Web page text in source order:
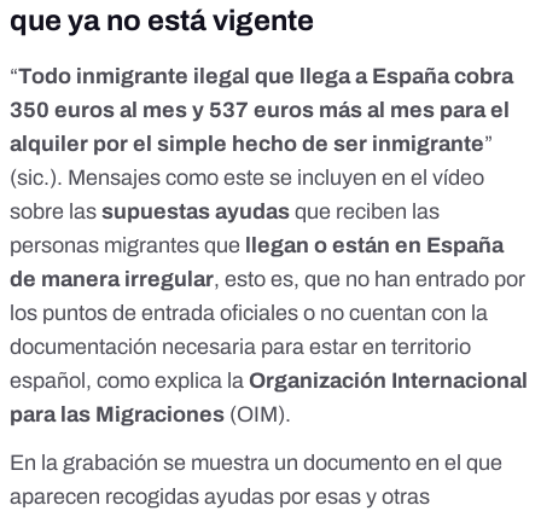
que ya no está vigente
“Todo inmigrante ilegal que llega a España cobra
350 euros al mes y 537 euros más al mes para el
alquiler por el simple hecho de ser inmigrante”
(sic.). Mensajes como este se incluyen en el vídeo
sobre las supuestas ayudas que reciben las
personas migrantes que
llegan o están en España
de manera irregular, esto es, que no han entrado por
los puntos de entrada oficiales o no cuentan con la
documentación necesaria para estar en territorio
español, como explica la Organización Internacional
para las Migraciones (OIM).
En la grabación se muestra un documento en el que
aparecen recogidas ayudas por esas y otras